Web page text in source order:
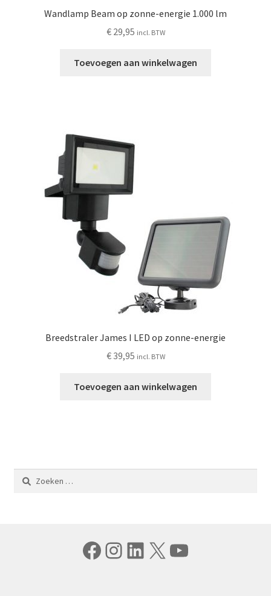
Wandlamp Beam op zonne-energie 1.000 lm
€29,95 incl. BTW
Toevoegen aan winkelwagen
Breedstraler James I LED op zonne-energie
€39,95 incl. BTW
Toevoegen aan winkelwagen
Zoeken
naar:
Facebook
Instagram
LinkedIn
X YouTube